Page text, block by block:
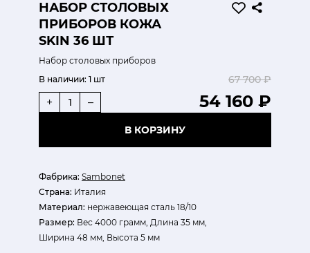
НАБОР СТОЛОВЫХ
ПРИБОРОВ КОЖА
SKIN 36 ШТ
Набор столовых приборов
Фабрика: Sambonet
Страна: Италия
Материал: нержавеющая сталь 18/10
Размер: Вес 4000 грамм, Длина 35 мм,
Ширина 48 мм, Высота 5 мм
В наличии: 1 шт 67 700 ₽
54 160 ₽
+ –
В КОРЗИНУ